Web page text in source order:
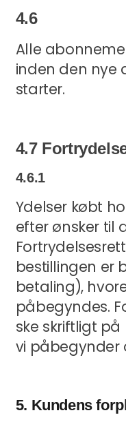
4.6
Alle
inden den nye
starter.
4.7
4.6.1
Ydelser købt
efter ønsker til
bestillingen er
betaling),
påbegyndes.
ske skriftligt på
vi påbegynder
5. Kundens